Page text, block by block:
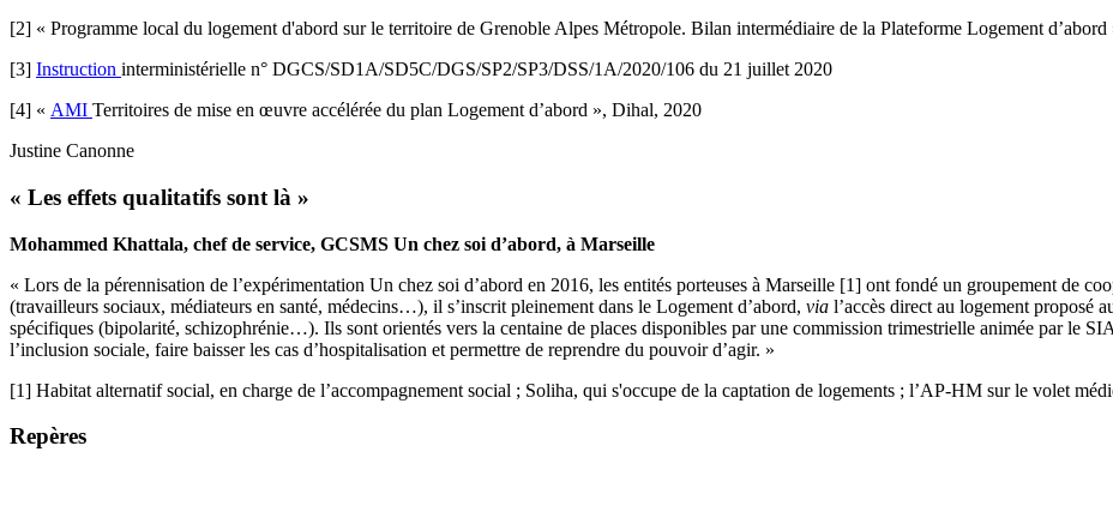
[2] « Programme local du logement d'abord sur le territoire de Grenoble Alpes Métropole. Bilan intermédiaire de la Plateforme Logement
[3] Instruction interministérielle n° DGCS/SD1A/SD5C/DGS/SP2/SP3/DSS/1A/2020/106 du 21 juillet 2020
[4] « AMI Territoires de mise en œuvre accélérée du plan Logement d’abord », Dihal, 2020
Justine Canonne
« Les effets qualitatifs sont là »
Mohammed Khattala, chef de service, GCSMS Un chez soi d’abord, à Marseille
« Lors de la pérennisation de l’expérimentation Un chez soi d’abord en 2016, les entités porteuses à Marseille [1] ont fondé un groupement de
(travailleurs sociaux, médiateurs en santé, médecins…), il s’inscrit pleinement dans le Logement d’abord, via l’accès direct au logement proposé
spécifiques (bipolarité, schizophrénie…). Ils sont orientés vers la centaine de places disponibles par une commission trimestrielle animée par le
l’inclusion sociale, faire baisser les cas d’hospitalisation et permettre de reprendre du pouvoir d’agir. »
[1] Habitat alternatif social, en charge de l’accompagnement social ; Soliha, qui s'occupe de la captation de logements ; l’AP-HM sur le volet
Repères